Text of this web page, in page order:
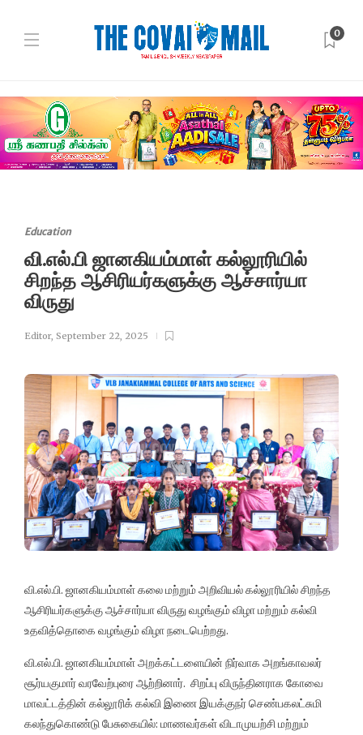
0
Education
வி.எல்.பி ஜானகியம்மாள் கல்லூரியில்
சிறந்த ஆசிரியர்களுக்கு ஆச்சார்யா
விருது
Editor, September 22, 2025
வி.எல்.பி. ஜானகியம்மாள் கலை மற்றும் அறிவியல் கல்லூரியில் சிறந்த
ஆசிரியர்களுக்கு ஆச்சார்யா விருது வழங்கும் விழா மற்றும் கல்வி
உதவித்தொகை வழங்கும் விழா நடைபெற்றது.
வி.எல்.பி. ஜானகியம்மாள் அறக்கட்டளையின் நிர்வாக அறங்காவலர்
சூர்யகுமார் வரவேற்புரை ஆற்றினார். சிறப்பு விருந்தினராக கோவை
மாவட்டத்தின் கல்லூரிக் கல்வி இணை இயக்குநர் செண்பகலட்சுமி
கலந்துகொண்டு பேசுகையில்: மாணவர்கள் விடாமுயற்சி மற்றும்